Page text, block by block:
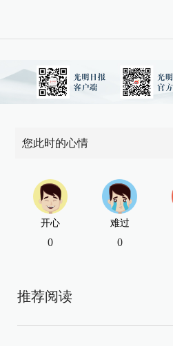
您此时的心情
开心
0
难过
0
推荐阅读